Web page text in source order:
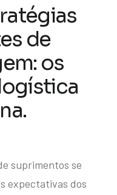
de
os
suprimentos se
expectativas dos